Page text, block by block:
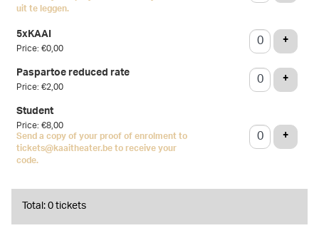
uit te leggen.
5xKAAI
Price: €0,00 +ADD
Paspartoe reduced rate
Price: €2,00 +ADD
Student
Price: €8,00
Send a copy of your proof of enrolment to
tickets@kaaitheater.be to receive your
code.
+ADD
Total: 0 tickets